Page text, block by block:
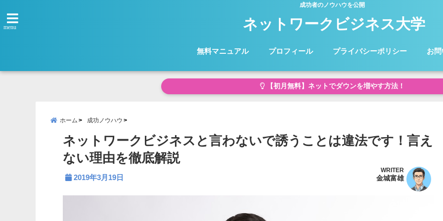
成功者のノウハウを公開
menu ネットワークビジネス大学
無料マニュアル プロフィール プライバシーポリシー お
【初月無料】ネットでダウンを増やす方法！
ホーム 成功ノウハウ
ネットワークビジネスと言わないで誘うことは違法です！言え
ない理由を徹底解説
2019年3月19日
WRITER
金城富雄